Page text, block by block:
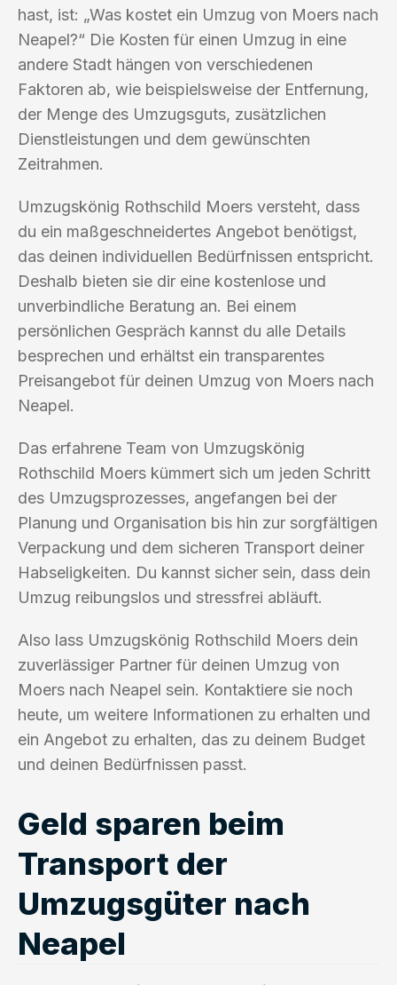
hast, ist: „Was kostet ein Umzug von Moers nach
Neapel?“ Die Kosten für einen Umzug in eine
andere Stadt hängen von verschiedenen
Faktoren ab, wie beispielsweise der Entfernung,
der Menge des Umzugsguts, zusätzlichen
Dienstleistungen und dem gewünschten
Zeitrahmen.
Umzugskönig Rothschild Moers versteht, dass
du ein maßgeschneidertes Angebot benötigst,
das deinen individuellen Bedürfnissen entspricht.
Deshalb bieten sie dir eine kostenlose und
unverbindliche Beratung an. Bei einem
persönlichen Gespräch kannst du alle Details
besprechen und erhältst ein transparentes
Preisangebot für deinen Umzug von Moers nach
Neapel.
Das erfahrene Team von Umzugskönig
Rothschild Moers kümmert sich um jeden Schritt
des Umzugsprozesses, angefangen bei der
Planung und Organisation bis hin zur sorgfältigen
Verpackung und dem sicheren Transport deiner
Habseligkeiten. Du kannst sicher sein, dass dein
Umzug reibungslos und stressfrei abläuft.
Also lass Umzugskönig Rothschild Moers dein
zuverlässiger Partner für deinen Umzug von
Moers nach Neapel sein. Kontaktiere sie noch
heute, um weitere Informationen zu erhalten und
ein Angebot zu erhalten, das zu deinem Budget
und deinen Bedürfnissen passt.
Geld sparen beim
Transport der
Umzugsgüter nach
Neapel